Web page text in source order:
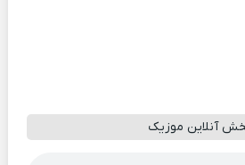
آنلاین موزیک